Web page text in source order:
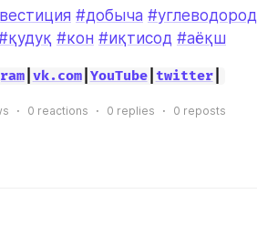
#добыча #углеводород
#кон #иқтисод #аёқш
| vk.com| YouTube| twitter|
0 reactions 0 replies 0 reposts